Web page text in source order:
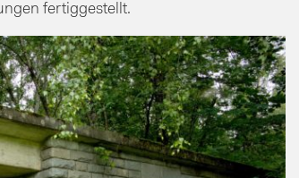
fertiggestellt.